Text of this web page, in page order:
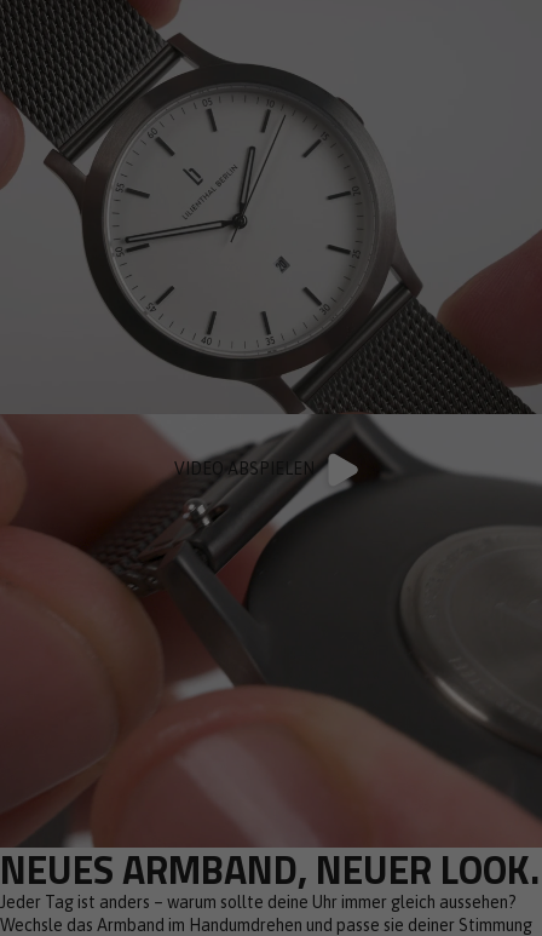
VIDEO ABSPIELEN
NEUES ARMBAND, NEUER LOOK.
Jeder Tag ist anders – warum sollte deine Uhr immer gleich aussehen?
Wechsle das Armband im Handumdrehen und passe sie deiner Stimmung